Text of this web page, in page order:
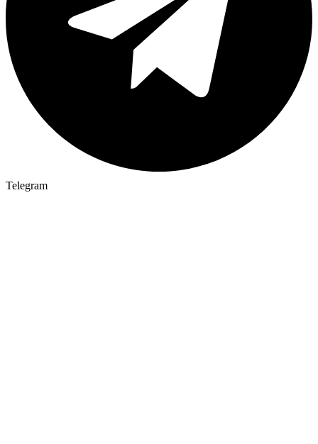
Telegram